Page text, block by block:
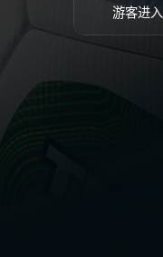
游客进入